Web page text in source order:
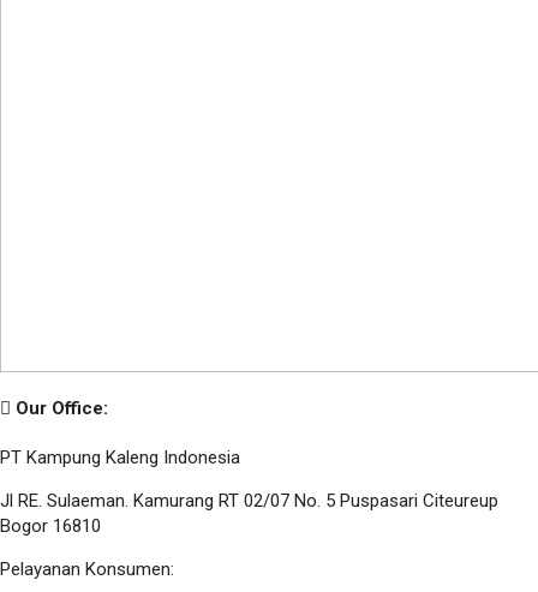
Our Office:
PT Kampung Kaleng Indonesia
Jl RE. Sulaeman. Kamurang RT 02/07 No. 5 Puspasari Citeureup
Bogor 16810
Pelayanan Konsumen: